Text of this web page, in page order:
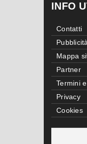
INFO
Contatti
Pubblicità
Mappa
Partner
Termini
Privacy
Cookies